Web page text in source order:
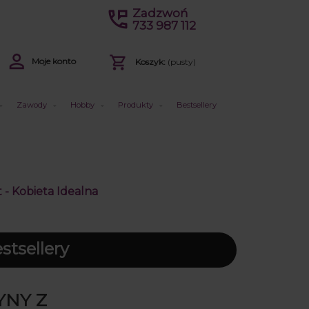
Zadzwoń
733 987 112
Koszyk: (pusty)
Moje konto
Zawody Hobby Produkty Bestsellery
- Kobieta Idealna
Z